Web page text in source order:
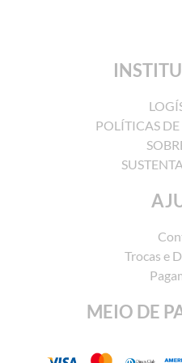
POLÍTICAS
Trocas e
MEIO DE